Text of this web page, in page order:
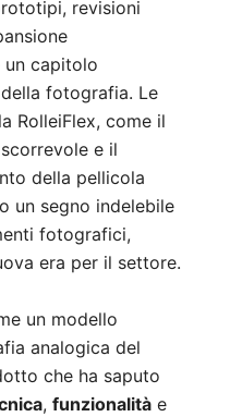
revisioni
un capitolo
fotografia. Le
RolleiFlex, come il
e il
della pellicola
un segno indelebile
fotografici,
era per il settore.
un modello
analogica del
che ha saputo
, funzionalità e